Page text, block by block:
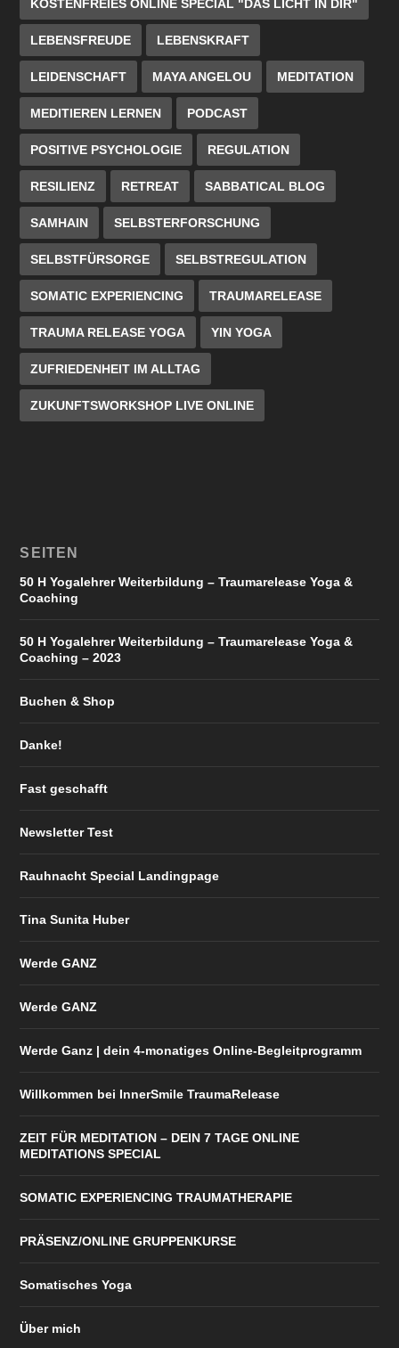
KOSTENFREIES ONLINE SPECIAL "DAS LICHT IN DIR"
LEBENSFREUDE LEBENSKRAFT
LEIDENSCHAFT MAYA ANGELOU MEDITATION
MEDITIEREN LERNEN PODCAST
POSITIVE PSYCHOLOGIE REGULATION
RESILIENZ RETREAT SABBATICAL BLOG
SAMHAIN SELBSTERFORSCHUNG
SELBSTFÜRSORGE SELBSTREGULATION
SOMATIC EXPERIENCING TRAUMARELEASE
TRAUMA RELEASE YOGA YIN YOGA
ZUFRIEDENHEIT IM ALLTAG
ZUKUNFTSWORKSHOP LIVE ONLINE
SEITEN
50 H Yogalehrer Weiterbildung – Traumarelease Yoga &
Coaching
50 H Yogalehrer Weiterbildung – Traumarelease Yoga &
Coaching – 2023
Buchen & Shop
Danke!
Fast geschafft
Newsletter Test
Rauhnacht Special Landingpage
Tina Sunita Huber
Werde GANZ
Werde GANZ
Werde Ganz | dein 4-monatiges Online-Begleitprogramm
Willkommen bei InnerSmile TraumaRelease
ZEIT FÜR MEDITATION – DEIN 7 TAGE ONLINE
MEDITATIONS SPECIAL
SOMATIC EXPERIENCING TRAUMATHERAPIE
PRÄSENZ/ONLINE GRUPPENKURSE
Somatisches Yoga
Über mich